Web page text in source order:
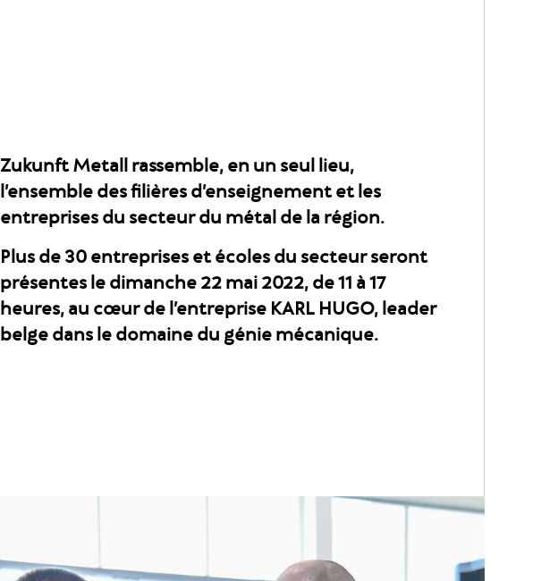
Zukunft Metall rassemble, en un seul lieu,
l’ensemble des filières d’enseignement et les
entreprises du secteur du métal de la région.
Plus de 30 entreprises et écoles du secteur seront
présentes le dimanche 22 mai 2022, de 11 à 17
heures, au cœur de l’entreprise KARL HUGO, leader
belge dans le domaine du génie mécanique.